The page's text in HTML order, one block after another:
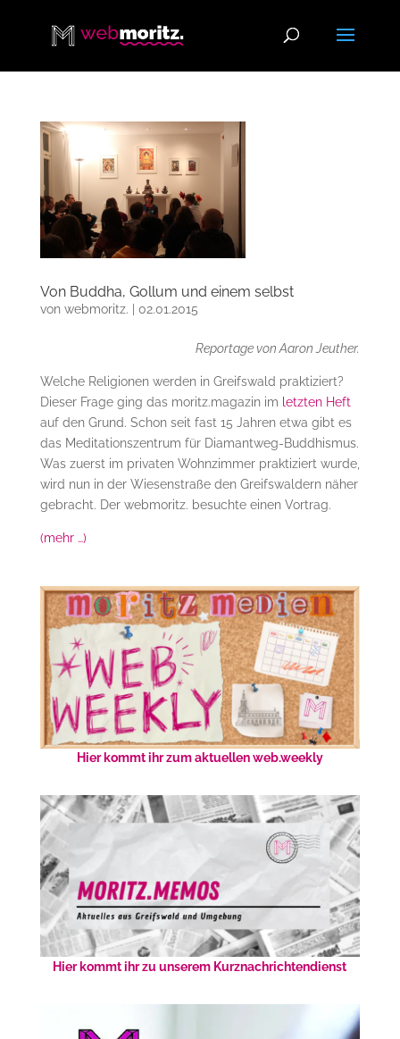
Von Buddha, Gollum und einem selbst
von webmoritz. 02.01.2015
Reportage von Aaron Jeuther.
Welche Religionen werden in Greifswald praktiziert?
Dieser Frage ging das moritz.magazin im letzten Heft
auf den Grund. Schon seit fast 15 Jahren etwa gibt es
das Meditationszentrum für Diamantweg-Buddhismus.
Was zuerst im privaten Wohnzimmer praktiziert wurde,
wird nun in der Wiesenstraße den Greifswaldern näher
gebracht. Der webmoritz. besuchte einen Vortrag.
(mehr …)
Hier kommt ihr zum aktuellen web.weekly
Hier kommt ihr zu unserem Kurznachrichtendienst